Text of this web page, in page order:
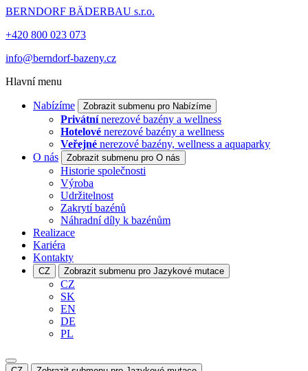
BERNDORF BÄDERBAU s.r.o.
+420 800 023 073
info@berndorf-bazeny.cz
Hlavní menu
Nabízíme Zobrazit submenu pro Nabízíme
Privátnínerezové bazény a wellness
Hotelové nerezové bazény a wellness
Veřejné nerezové bazény, wellness a aquaparky
O nás
Zobrazit submenu pro O nás
Historie společnosti
Výroba
Udržitelnost
Zakrytí bazénů
Náhradní díly k bazénům
Realizace
Kariéra
Kontakty
CZ Zobrazit submenu pro Jazykové mutace
CZ
SK
EN
DE
PL